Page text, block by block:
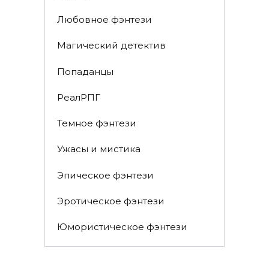
Любовное фэнтези
Магический детектив
Попаданцы
РеалРПГ
Темное фэнтези
Ужасы и мистика
Эпическое фэнтези
Эротическое фэнтези
Юмористическое фэнтези